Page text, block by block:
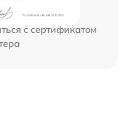
с сертификатом